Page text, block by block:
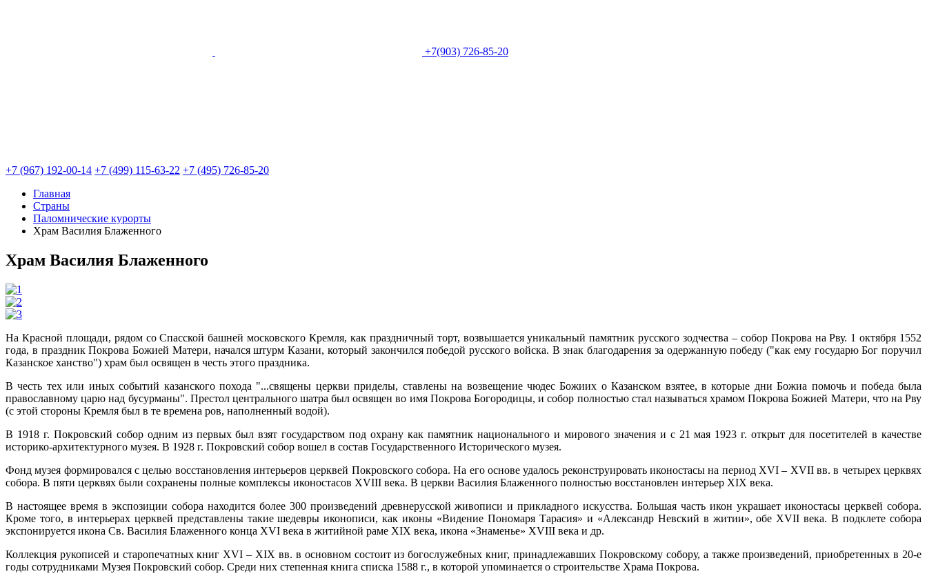
+7(903) 726-85-20
+7 (967) 192-00-14 +7 (499) 115-63-22 +7 (495) 726-85-20
Главная
Страны
Паломнические курорты
Храм Василия Блаженного
Храм Василия Блаженного
На Красной площади, рядом со Спасской башней московского Кремля, как праздничный торт, возвышается уникальный памятник русского зодчества – собор Покрова на Рву. 1 октября 1552
года, в праздник Покрова Божией Матери, начался штурм Казани, который закончился победой русского войска. В знак благодарения за одержанную победу ("как ему государю Бог поручил
Казанское ханство") храм был освящен в честь этого праздника.
В честь тех или иных событий казанского похода "...священы церкви приделы, ставлены на возвещение чюдес Божиих о Казанском взятее, в которые дни Божиа помочь и победа была
православному царю над бусурманы". Престол центрального шатра был освящен во имя Покрова Богородицы, и собор полностью стал называться храмом Покрова Божией Матери, что на Рву
(с этой стороны Кремля был в те времена ров, наполненный водой).
В 1918 г. Покровский собор одним из первых был взят государством под охрану как памятник национального и мирового значения и с 21 мая 1923 г. открыт для посетителей в качестве
историко-архитектурного музея. В 1928 г. Покровский собор вошел в состав Государственного Исторического музея.
Фонд музея формировался с целью восстановления интерьеров церквей Покровского собора. На его основе удалось реконструировать иконостасы на период XVI – XVII вв. в четырех церквях
собора. В пяти церквях были сохранены полные комплексы иконостаcов XVIII века. В церкви Василия Блаженного полностью восстановлен интерьер XIX века.
В настоящее время в экспозиции собора находится более 300 произведений древнерусской живописи и прикладного искусства. Большая часть икон украшает иконостасы церквей собора.
Кроме того, в интерьерах церквей представлены такие шедевры иконописи, как иконы «Видение Пономаря Тарасия» и «Александр Невский в житии», обе XVII века. В подклете собора
экспонируется икона Св. Василия Блаженного конца XVI века в житийной раме XIX века, икона «Знаменье» XVIII века и др.
Коллекция рукописей и старопечатных книг XVI – XIX вв. в основном состоит из богослужебных книг, принадлежавших Покровскому собору, а также произведений, приобретенных в 20-е
годы сотрудниками Музея Покровский собор. Среди них степенная книга списка 1588 г., в которой упоминается о строительстве Храма Покрова.